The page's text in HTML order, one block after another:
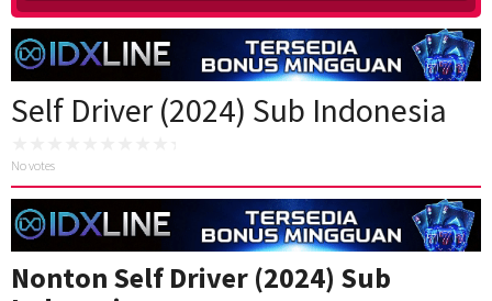
Self Driver (2024) Sub Indonesia
No votes
Nonton Self Driver (2024) Sub